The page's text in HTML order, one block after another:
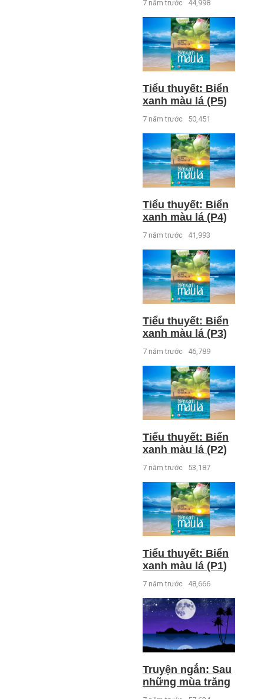
7 năm trước 44,998
Tiểu thuyết: Biển
xanh màu lá (P5)
7 năm trước 50,451
Tiểu thuyết: Biển
xanh màu lá (P4)
7 năm trước 41,993
Tiểu thuyết: Biển
xanh màu lá (P3)
7 năm trước 46,789
Tiểu thuyết: Biển
xanh màu lá (P2)
7 năm trước 53,187
Tiểu thuyết: Biển
xanh màu lá (P1)
7 năm trước 48,666
Truyện ngắn: Sau
những mùa trăng